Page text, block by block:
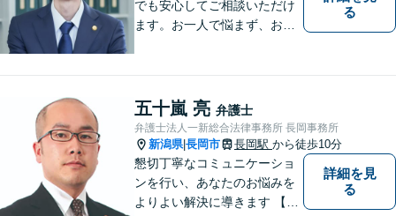
でも安心してご相談いただけ
ます。お一人で悩まず、お気
料】【交通事故被害者の方は
相談料無料（弁護士費用特約
利用の場合は除く）】
る
五十嵐 亮 弁護士
弁護士法人一新総合法律事務所 長岡事務所
新潟県|長岡市 長岡駅 から徒歩10分
懇切丁寧なコミュニケーショ
ンを行い、あなたのお悩みを
よりよい解決に導きます 【交
詳細を見
る